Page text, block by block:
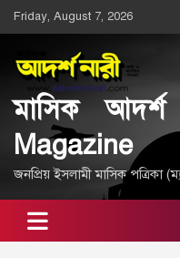
Skip
to
content
Friday, August 7, 2026
মাসিক
Magazine
জনপ্রিয় ইসলামী মাসিক পত্রিকা